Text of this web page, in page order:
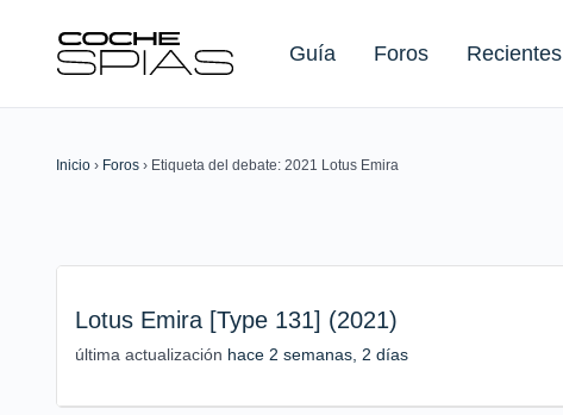
Guía Foros Recientes
Buscar:
Inicio › Foros › Etiqueta del debate: 2021 Lotus Emira
Lotus Emira [Type 131] (2021)
última actualización hace 2 semanas, 2 días